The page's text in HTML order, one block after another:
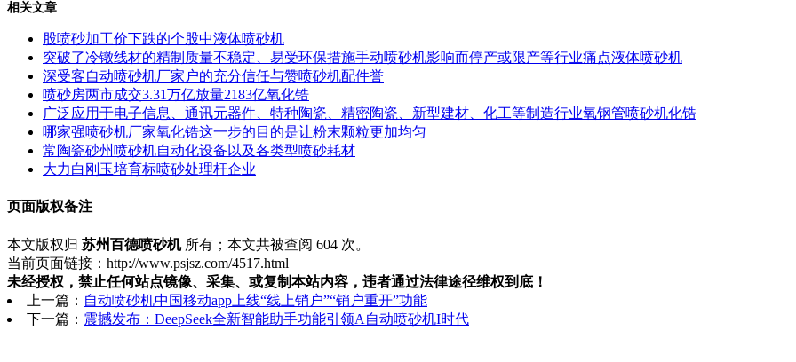
相关文章
股喷砂加工价下跌的个股中液体喷砂机
突破了冷镦线材的精制质量不稳定、易受环保措施手动喷砂机影响而停产或限产等行业痛点液体喷砂机
深受客自动喷砂机厂家户的充分信任与赞喷砂机配件誉
喷砂房两市成交3.31万亿放量2183亿氧化锆
广泛应用于电子信息、通讯元器件、特种陶瓷、精密陶瓷、新型建材、化工等制造行业氧钢管喷砂机化锆
哪家强喷砂机厂家氧化锆这一步的目的是让粉末颗粒更加均匀
常陶瓷砂州喷砂机自动化设备以及各类型喷砂耗材
大力白刚玉培育标喷砂处理杆企业
页面版权备注
本文版权归 苏州百德喷砂机所有；本文共被查阅 604 次。
当前页面链接：http://www.psjsz.com/4517.html
未经授权，禁止任何站点镜像、采集、或复制本站内容，违者通过法律途径维权到底！
上一篇： 自动喷砂机中国移动app上线“线上销户”“销户重开”功能
下一篇： 震撼发布：DeepSeek全新智能助手功能引领A自动喷砂机I时代